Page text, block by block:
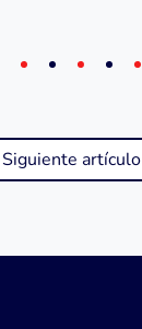
Siguiente artículo